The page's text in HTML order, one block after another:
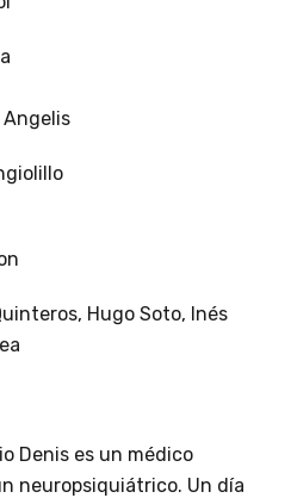
Angelis
Hugo Soto, Inés
Denis es un médico
neuropsiquiátrico. Un día